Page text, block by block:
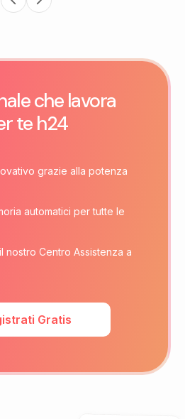
che lavora
te h24
grazie alla potenza
automatici per tutte le
nostro Centro Assistenza a
Gratis